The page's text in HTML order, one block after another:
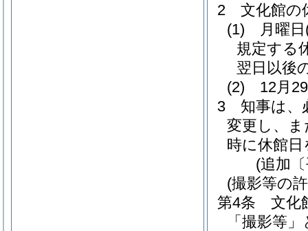
2
文化館の
(1)
月曜日
規定する
翌日以後
(2)
12月
3
知事は、
変更し、ま
時に休館
(追加
(撮影等の
第4条
文化
「撮影等